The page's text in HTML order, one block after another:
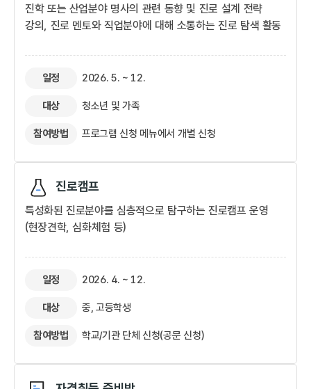
진학 또는 산업분야 명사의 관련 동향 및 진로 설계 전략
강의, 진로 멘토와 직업분야에 대해 소통하는 진로 탐색 활동​
일정 2026. 5. ~ 12.
대상 청소년 및 가족
참여방법 프로그램 신청 메뉴에서 개별 신청​
진로캠프
특성화된 진로분야를 심층적으로 탐구하는 진로캠프 운영
(현장견학, 심화체험 등)
일정 2026. 4. ~ 12.
대상 중, 고등학생
참여방법 학교/기관 단체 신청(공문 신청)